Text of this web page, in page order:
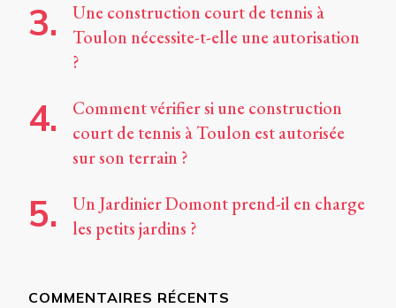
Une construction court de tennis à
Toulon nécessite-t-elle une autorisation
?
Comment vérifier si une construction
court de tennis à Toulon est autorisée
sur son terrain ?
Un Jardinier Domont prend-il en charge
les petits jardins ?
COMMENTAIRES RÉCENTS